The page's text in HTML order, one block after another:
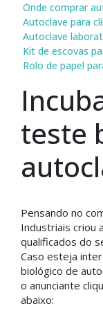
Onde comprar
Autoclave para
Autoclave
Kit de escovas
Rolo de papel
teste
Pensando no
Industriais criou
qualificados do
Caso esteja
biológico de
o anunciante
abaixo: